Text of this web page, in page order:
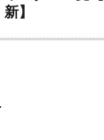
新】